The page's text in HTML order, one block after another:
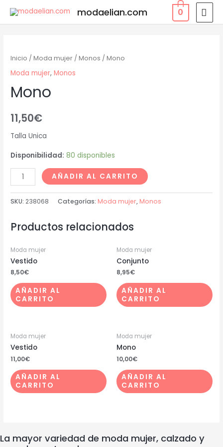
modaelian.com 0
Inicio /Moda mujer /Monos / Mono
Moda mujer,Monos
Mono
11,50€
Talla Unica
Disponibilidad: 80 disponibles
Mono
cantidad
AÑADIR AL CARRITO
SKU:238068 Categorías: Moda mujer, Monos
Productos relacionados
Moda mujer
Vestido
8,50€
AÑADIR AL
CARRITO
Moda mujer
Conjunto
8,95€
AÑADIR AL
CARRITO
Moda mujer
Vestido
11,00€
AÑADIR AL
CARRITO
Moda mujer
Mono
10,00€
AÑADIR AL
CARRITO
La mayor variedad de moda mujer, calzado y